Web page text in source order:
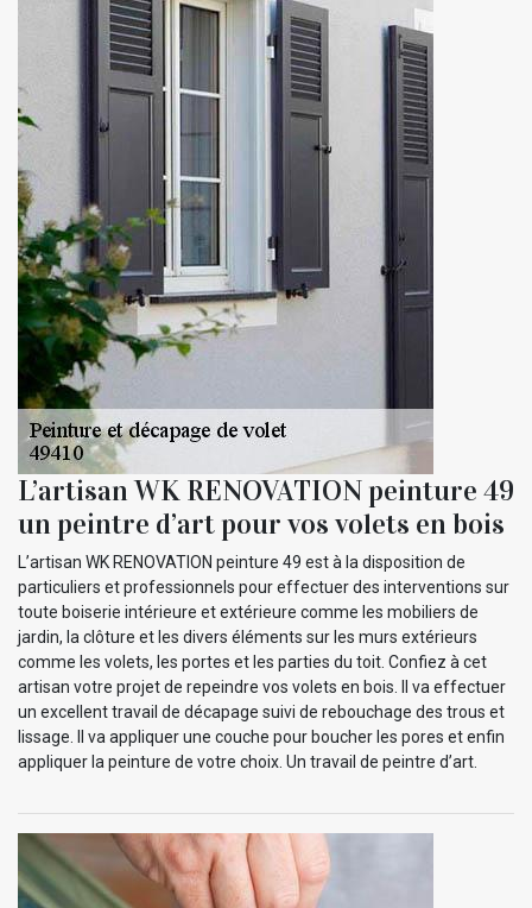
L’artisan WK RENOVATION peinture 49
un peintre d’art pour vos volets en bois
L’artisan WK RENOVATION peinture 49 est à la disposition de
particuliers et professionnels pour effectuer des interventions sur
toute boiserie intérieure et extérieure comme les mobiliers de
jardin, la clôture et les divers éléments sur les murs extérieurs
comme les volets, les portes et les parties du toit. Confiez à cet
artisan votre projet de repeindre vos volets en bois. Il va effectuer
un excellent travail de décapage suivi de rebouchage des trous et
lissage. Il va appliquer une couche pour boucher les pores et enfin
appliquer la peinture de votre choix. Un travail de peintre d’art.